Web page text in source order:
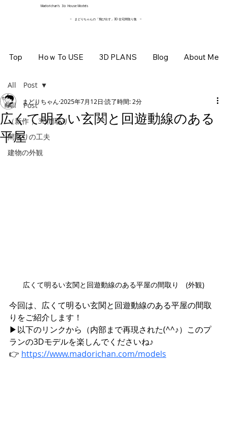
​Madorichan’s 3Ｄ House Models
Top Hoｗ To USE 3D PLANS Blog About Me
~ まどりちゃんの「飛び出す」3D 住宅間取り集 ~
All Post
（新作 ）3D間取り
間取りの工夫
建物の外観
All Post
広くて明るい玄関と回遊動線のある
平屋
まどりちゃん 2025年7月12日 読了時間: 2分
広くて明るい玄関と回遊動線のある平屋の間取り　(外観)
今回は、広くて明るい玄関と回遊動線のある平屋の間取
りをご紹介します！
▶︎以下のリンクから（内部まで再現された(^^♪）このプ
ランの3Dモデルを楽しんでくださいね♪
👉 https://www.madorichan.com/models